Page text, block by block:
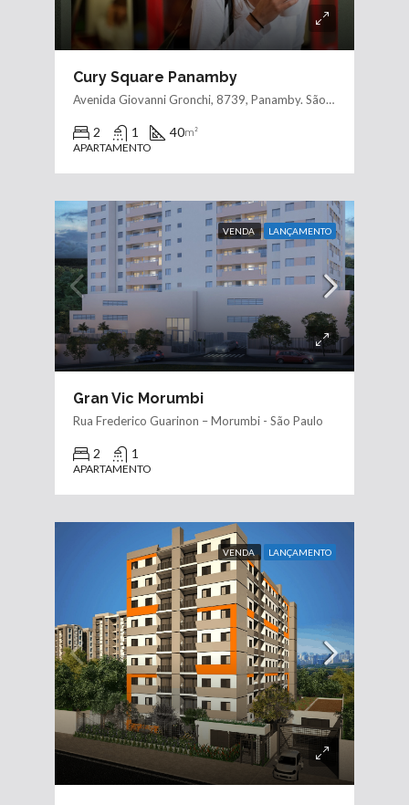
Cury Square Panamby
Avenida Giovanni Gronchi, 8739, Panamby. São Paulo - SP
2 1 40m²
APARTAMENTO
VENDA LANÇAMENTO
Gran Vic Morumbi
Rua Frederico Guarinon – Morumbi - São Paulo
2 1
APARTAMENTO
VENDA LANÇAMENTO